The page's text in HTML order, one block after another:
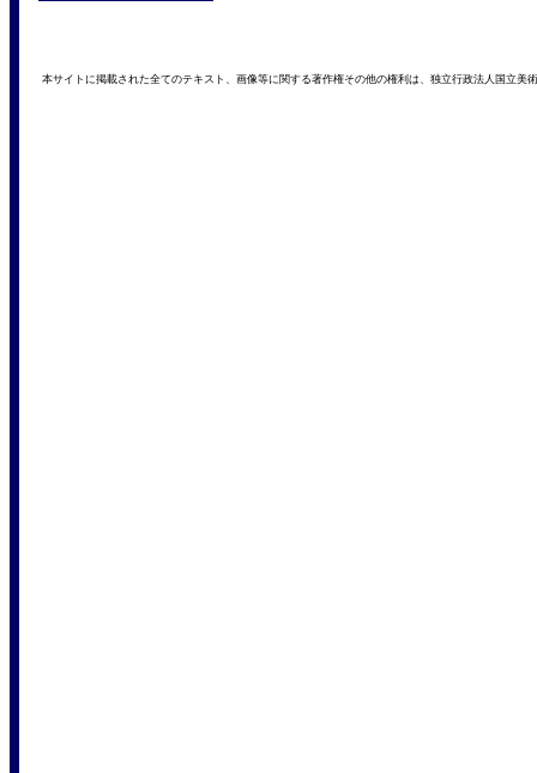
本サイトに掲載された全てのテキスト、画像等に関する著作権その他の権利は、独立行政法人国立